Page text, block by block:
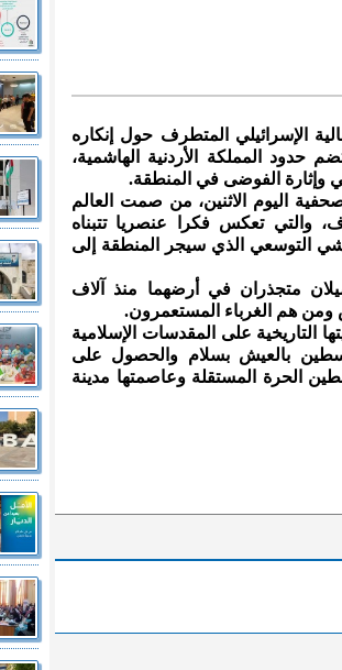
الإسرائيلي المتطرف حول إنكاره
حدود المملكة الأردنية الهاشمية،
وإثارة الفوضى في المنطقة.
اليوم الاثنين، من صمت العالم
والتي تعكس فكرا عنصريا تتبناه
التوسعي الذي سيجر المنطقة إلى
متجذران في أرضهما منذ آلاف
ومن هم الغرباء المستعمرون.
التاريخية على المقدسات الإسلامية
بالعيش بسلام والحصول على
الحرة المستقلة وعاصمتها مدينة